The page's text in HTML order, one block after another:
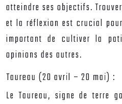
atteindre ses objectifs.
et la réflexion est crucial
important de cultiver la
opinions des autres.
Taureau (20 avril – 20 mai) :
Le Taureau, signe de terre